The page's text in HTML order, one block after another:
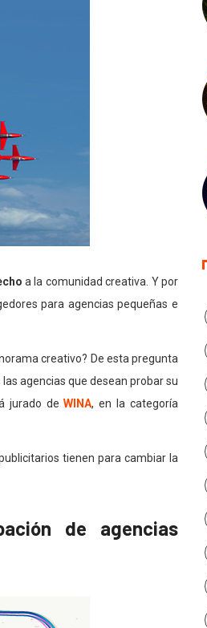
a la comunidad creativa. Y por
para agencias pequeñas e
creativo? De esta pregunta
agencias que desean probar su
jurado deWINA, en la categoría
tienen para cambiar la
de agencias